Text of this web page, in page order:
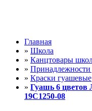
Главная
» Школа
» Канцтовары
» Принадлежности
» Краски гуашевые
» Гуашь 6 цветов
19С1250-08